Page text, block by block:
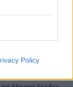
Policy
Filmske